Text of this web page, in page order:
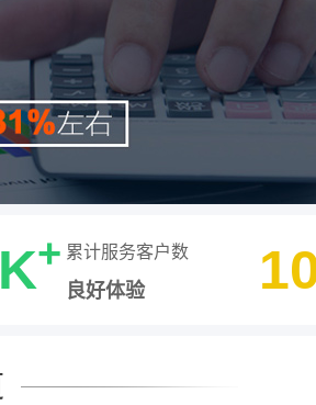
+ 累计服务客户数
良好体验